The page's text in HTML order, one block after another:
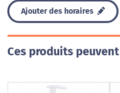
Ajouter des horaires
Ces produits